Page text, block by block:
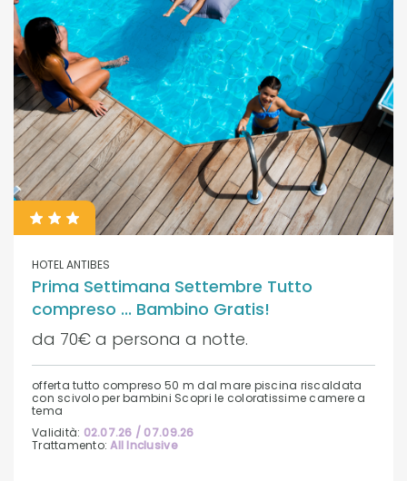
HOTEL ANTIBES
Prima Settimana Settembre Tutto
compreso ... Bambino Gratis!
da 70€ a persona a notte.
offerta tutto compreso 50 m dal mare piscina riscaldata
con scivolo per bambini Scopri le coloratissime camere a
tema
Validità: 02.07.26 / 07.09.26
Trattamento:All Inclusive